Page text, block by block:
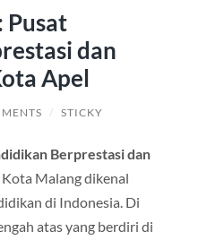
Pusat
dan
Apel
/ STICKY
Berprestasi dan
Kota Malang dikenal
di Indonesia. Di
atas yang berdiri di